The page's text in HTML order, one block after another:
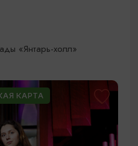
«Янтарь-холл»
КАРТА